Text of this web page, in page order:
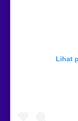
Lihat